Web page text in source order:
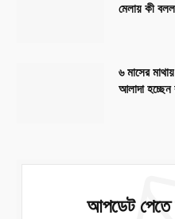
মেলায় কী
৬ মাসের
আলাদা
আপডেট পেতে